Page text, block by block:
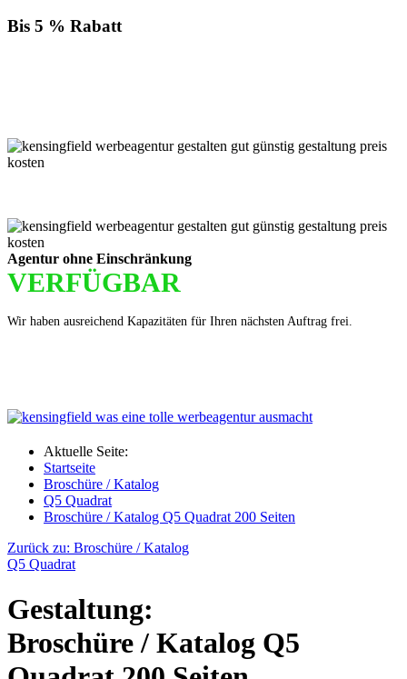
Bis 5 % Rabatt
Agentur ohne Einschränkung
VERFÜGBAR
Wir haben ausreichend Kapazitäten für Ihren nächsten Auftrag frei.
Aktuelle Seite:
Startseite
Broschüre / Katalog
Q5 Quadrat
Broschüre / Katalog Q5 Quadrat 200 Seiten
Zurück zu: Broschüre / Katalog
Q5 Quadrat
Gestaltung:
Broschüre / Katalog Q5